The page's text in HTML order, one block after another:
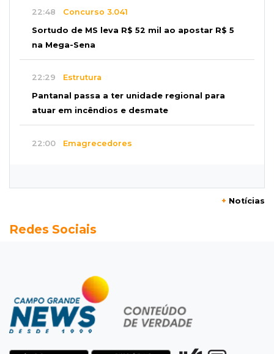
22:48 Concurso 3.041
Sortudo de MS leva R$ 52 mil ao apostar R$ 5
na Mega-Sena
22:29 Estrutura
Pantanal passa a ter unidade regional para
atuar em incêndios e desmate
22:00 Emagrecedores
Granizo danifica telhados e plantações
Agregado
Inter perde para o Corinthians mas avança às
quartas da Copa do Brasil
+ Notícias
Redes Sociais